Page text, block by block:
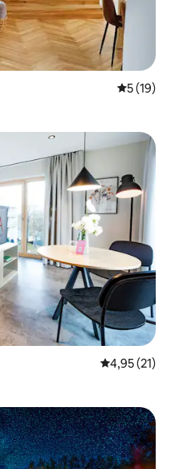
5 ud af 5 i
5 (19)
4,95 ud af 5
4,95 (21)